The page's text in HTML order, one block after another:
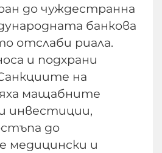
до чуждестранна
банкова
отслаби риала.
и подхрани
на
мащабните
инвестиции,
до
медицински и